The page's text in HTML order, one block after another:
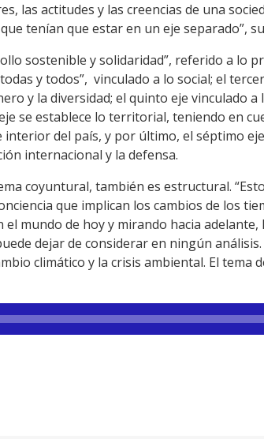
las actitudes y las creencias de una
tenían que estar en un eje separado”,
sostenible y solidaridad”, referido a lo
y todos”, vinculado a lo social; el
y la diversidad; el quinto eje vinculado a
se establece lo territorial, teniendo en
del país, y por último, el séptimo
internacional y la defensa.
coyuntural, también es estructural.
que implican los cambios de los
mundo de hoy y mirando hacia adelante,
dejar de considerar en ningún
climático y la crisis ambiental. El tema